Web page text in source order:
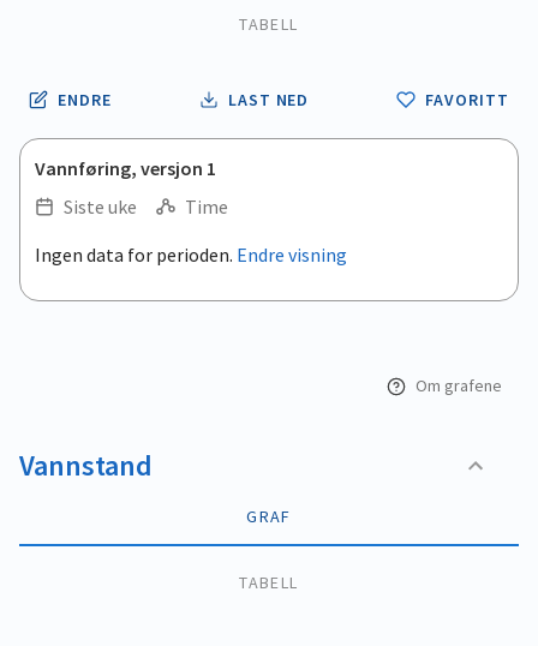
TABELL
ENDRE LAST NED FAVORITT
Vannføring, versjon 1
Siste uke
Time
.
View as data table, .
Ingen data for perioden. Endre visning
Om grafene
Vannstand
GRAF
TABELL